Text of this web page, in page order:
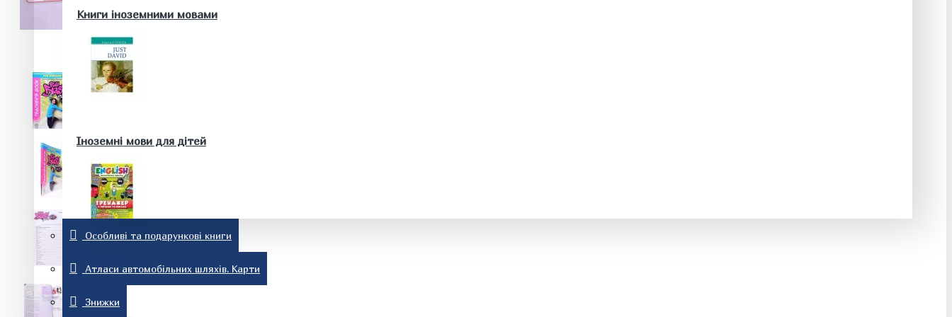
Батькам та майбутнім батькам
Історія
Здоров'я та краса
Домашні тварини. Акваріум
Книги іноземними мовами
Іноземні мови для дітей
Словники та розмовники
Особливі та подарункові книги
Атласи автомобільних шляхів. Карти
Знижки